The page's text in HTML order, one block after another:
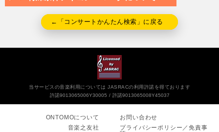
←「コンサートかんたん検索」に戻る
当サービスの音楽利用については JASRACの利用許諾を得ております
許諾9013065006Y30005
許諾9013065008Y45037
ONTOMOについて
音楽之友社
お問い合わせ
プライバシーポリシー／免責事